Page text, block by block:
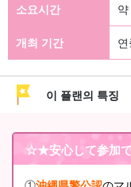
소요시간
개최 기간
이 플랜의 특징
☆★安心して参加